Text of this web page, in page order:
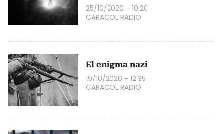
25/10/2020 - 10:20
CARACOL RADIO
El enigma nazi
19/10/2020 - 12:35
CARACOL RADIO